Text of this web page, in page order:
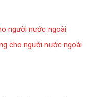
người nước ngoài
cho người nước ngoài